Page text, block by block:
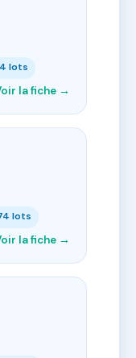
lots
la fiche →
lots
la fiche →